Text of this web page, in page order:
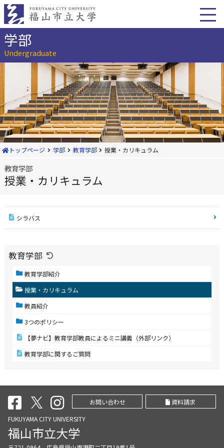
本
へ
動学部
Undergraduate
トップページ 学部 教育学部 授業・カリキュラム
教育学部
授業・カリキュラム
シラバス
教育学部
教育学部紹介
授業・カリキュラム
教員紹介
3つのポリシー
【夢ナビ】教育学部教員によるミニ講義（外部リンク）
教育学部に関するご質問
お問い合わせ
資料請求
FUKUYAMA CITY UNIVERSITY
福山市立大学